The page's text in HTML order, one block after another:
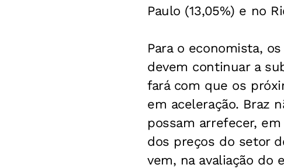
Paulo (13,05%) e no
Para o economista,
devem continuar a
fará com que os
em aceleração. Braz
possam arrefecer,
dos preços do setor
vem, na avaliação do